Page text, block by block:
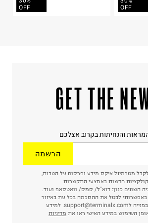
OFF
OFF
והנחיתות בקרוב אצלכם
הרשמה
מטרמינל איקס מידע ופרסום על הטבות,
חדשות באמצעי התקשרות
השונים כגון: דוא"ל/ סמס/ וואטסאפ ועוד.
באפשרותי לבטל את ההסכמה בכל עת באיזור
האישי או בפנייה לsupport@terminalx.com. למידע
השימוש במידע האישי ראו את מדיניות